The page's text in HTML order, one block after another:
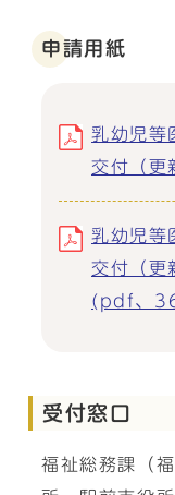
申請用紙
乳幼児等
交付（
乳幼児等
交付（更
(pdf、
受付窓口
福祉総務課（